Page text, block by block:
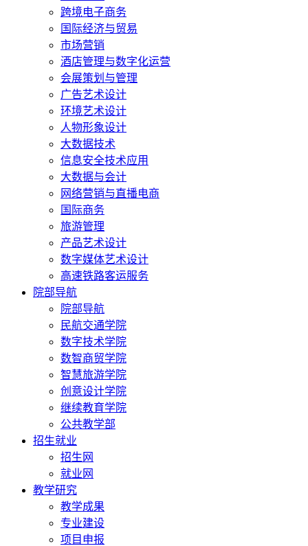
跨境电子商务
国际经济与贸易
市场营销
酒店管理与数字化运营
会展策划与管理
广告艺术设计
环境艺术设计
人物形象设计
大数据技术
信息安全技术应用
大数据与会计
网络营销与直播电商
国际商务
旅游管理
产品艺术设计
数字媒体艺术设计
高速铁路客运服务
院部导航
院部导航
民航交通学院
数字技术学院
数智商贸学院
智慧旅游学院
创意设计学院
继续教育学院
公共教学部
招生就业
招生网
就业网
教学研究
教学成果
专业建设
项目申报